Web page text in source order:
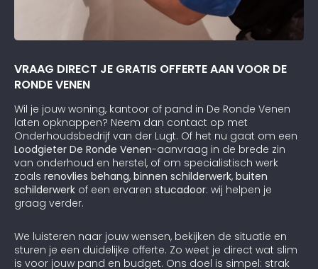
VRAAG DIRECT JE GRATIS OFFERTE AAN VOOR DE
RONDE VENEN
Wil je jouw woning, kantoor of pand in De Ronde Venen
laten opknappen? Neem dan contact op met
Onderhoudsbedrijf van der Lugt. Of het nu gaat om een
Loodgieter De Ronde Venen-aanvraag in de brede zin
van onderhoud en herstel, of om specialistisch werk
zoals renovlies behang, binnen schilderwerk, buiten
schilderwerk of een ervaren stucadoor: wij helpen je
graag verder.
We luisteren naar jouw wensen, bekijken de situatie en
sturen je een duidelijke offerte. Zo weet je direct wat slim
is voor jouw pand en budget. Ons doel is simpel: strak